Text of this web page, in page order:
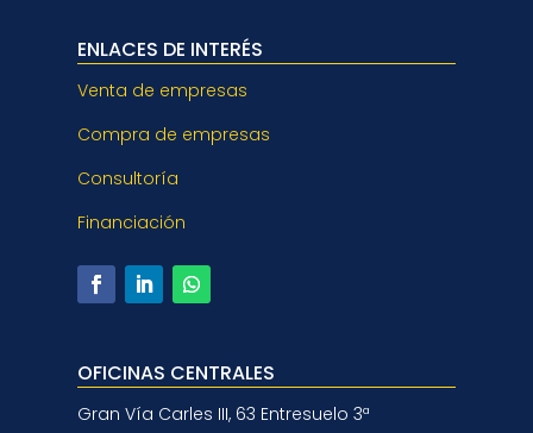
ENLACES DE INTERÉS
Venta de empresas
Compra de empresas
Consultoría
Financiación
OFICINAS CENTRALES
Gran Vía Carles III, 63 Entresuelo 3ª